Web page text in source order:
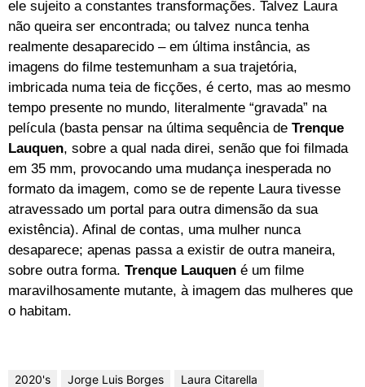
ele sujeito a constantes transformações. Talvez Laura
não queira ser encontrada; ou talvez nunca tenha
realmente desaparecido – em última instância, as
imagens do filme testemunham a sua trajetória,
imbricada numa teia de ficções, é certo, mas ao mesmo
tempo presente no mundo, literalmente “gravada” na
película (basta pensar na última sequência de Trenque
Lauquen, sobre a qual nada direi, senão que foi filmada
em 35 mm, provocando uma mudança inesperada no
formato da imagem, como se de repente Laura tivesse
atravessado um portal para outra dimensão da sua
existência). Afinal de contas, uma mulher nunca
desaparece; apenas passa a existir de outra maneira,
sobre outra forma. Trenque Lauquen é um filme
maravilhosamente mutante, à imagem das mulheres que
o habitam.
2020's Jorge Luis Borges
Laura Citarella